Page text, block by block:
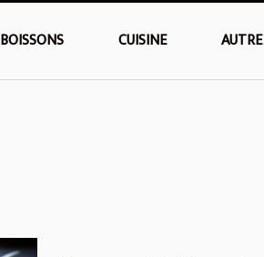
BOISSONS CUISINE AUTRE